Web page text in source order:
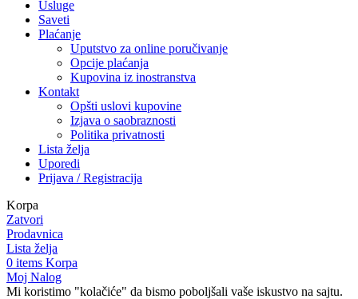
Usluge
Saveti
Plaćanje
Uputstvo za online poručivanje
Opcije plaćanja
Kupovina iz inostranstva
Kontakt
Opšti uslovi kupovine
Izjava o saobraznosti
Politika privatnosti
Lista želja
Uporedi
Prijava / Registracija
Korpa
Zatvori
Prodavnica
Lista želja
0 items Korpa
Moj Nalog
Mi koristimo "kolačiće" da bismo poboljšali vaše iskustvo na sajtu.